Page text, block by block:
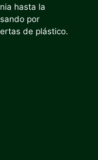
hasta la
por
de plástico.